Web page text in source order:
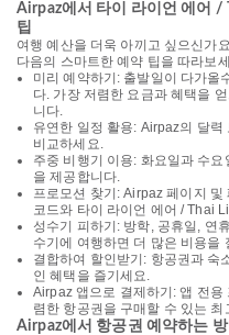
Airpaz에서 타이 라이언 에어 /
팁
여행 예산을 더욱 아끼고 싶으신가
다음의 스마트한 예약 팁을 따라보
미리 예약하기: 출발일이 다가올
다. 가장 저렴한 요금과 혜택을
니다.
유연한 일정 활용: Airpaz의 달력
비교하세요.
주중 비행기 이용: 화요일과 수
을 제공합니다.
프로모션 찾기: Airpaz 페이지
코드와 타이 라이언 에어 / Thai
성수기 피하기: 방학, 공휴일, 연
수기에 여행하면 더 많은 비용을
결합하여 할인받기: 항공권과 숙
인 혜택을 즐기세요.
Airpaz 앱으로 결제하기: 앱 전용
렴한 항공권을 구매할 수 있는
Airpaz에서 항공권 예약하는 방